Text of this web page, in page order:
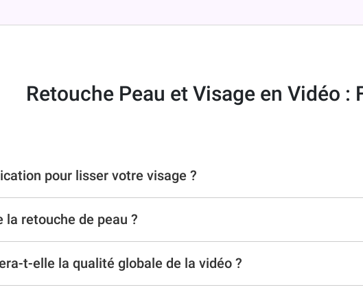
Retouche Peau et Visage en Vidéo :
pour lisser votre visage ?
retouche de peau ?
t-elle la qualité globale de la vidéo ?